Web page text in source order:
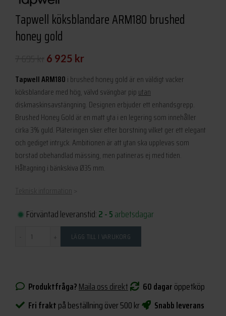
Tapwell köksblandare ARM180 brushed
honey gold
Det
ursprungliga
priset
var:
7
695 kr.
6 925 krDet
nuvarande
priset
är:
6
925 kr.
Tapwell ARM180 i brushed honey gold är en väldigt vacker
köksblandare med hög, välvd svängbar piputan
diskmaskinsavstängning. Designen erbjuder ett enhandsgrepp.
Brushed Honey Gold är en matt yta i en legering som innehåller
cirka 3% guld. Pläteringen sker efter borstning vilket ger ett elegant
och gediget intryck. Ambitionen är att ytan ska upplevas som
borstad obehandlad mässing, men patineras ej med tiden.
Håltagning i bänkskiva Ø35 mm.
Teknisk information
Förväntad leveranstid:2 - 5arbetsdagar
LÄGG TILL I VARUKORG
Produktfråga?Maila oss direkt 60 dagaröppetköp
Fri fraktpå beställning över 500 kr Snabb leverans